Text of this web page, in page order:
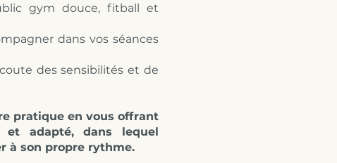
gym douce, fitball et
dans vos séances
des sensibilités et de
pratique en vous offrant
et adapté, dans lequel
à son propre rythme.